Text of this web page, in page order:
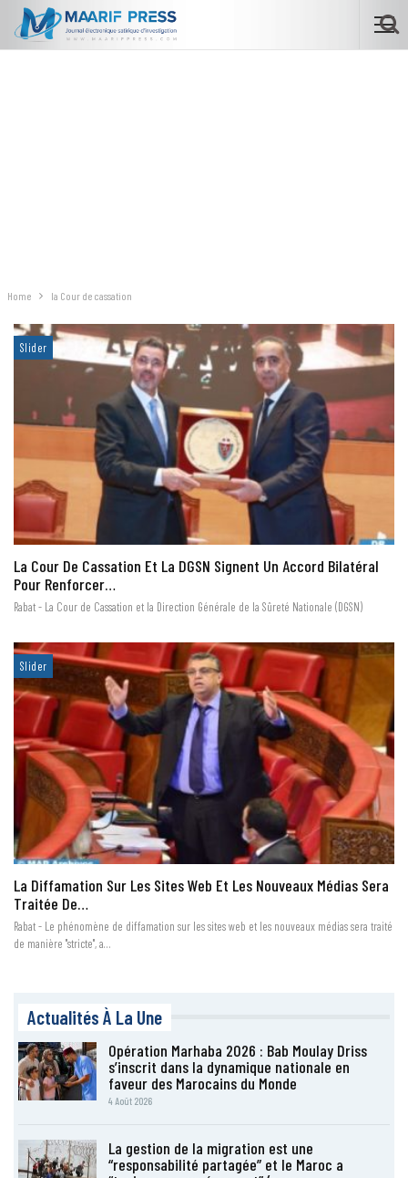
Home la Cour de cassation
Slider
La Cour De Cassation Et La DGSN Signent Un Accord Bilatéral
Pour Renforcer…
Rabat - La Cour de Cassation et la Direction Générale de la Sûreté Nationale (DGSN)
Slider
La Diffamation Sur Les Sites Web Et Les Nouveaux Médias Sera
Traitée De…
Rabat - Le phénomène de diffamation sur les sites web et les nouveaux médias sera traité
de manière "stricte", a…
Actualités À La Une
Opération Marhaba 2026 : Bab Moulay Driss
s’inscrit dans la dynamique nationale en
faveur des Marocains du Monde
4 Août 2026
La gestion de la migration est une
“responsabilité partagée” et le Maroc a